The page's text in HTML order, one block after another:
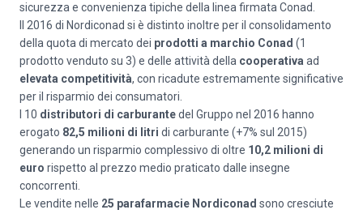
sicurezza e convenienza tipiche della linea firmata Conad.
Il 2016 di Nordiconad si è distinto inoltre per il consolidamento
della quota di mercato dei prodotti a marchio Conad (1
prodotto venduto su 3) e delle attività della cooperativa ad
elevata competitività, con ricadute estremamente significative
per il risparmio dei consumatori.
I 10 distributori di carburantedel Gruppo nel 2016 hanno
erogato 82,5 milioni di litri di carburante (+7% sul 2015)
generando un risparmio complessivo di oltre 10,2 milioni di
euro rispetto al prezzo medio praticato dalle insegne
concorrenti.
Le vendite nelle 25 parafarmacie Nordiconad sono cresciute